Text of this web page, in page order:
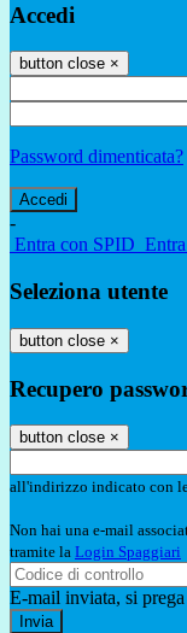
Accedi
button close ×
Password dimenticata?
-
Entra con SPID
Seleziona utente
button close ×
Recupero
button close ×
all'indirizzo indicato con
Non hai una e-mail
tramite la Login Spaggiari
E-mail inviata, si